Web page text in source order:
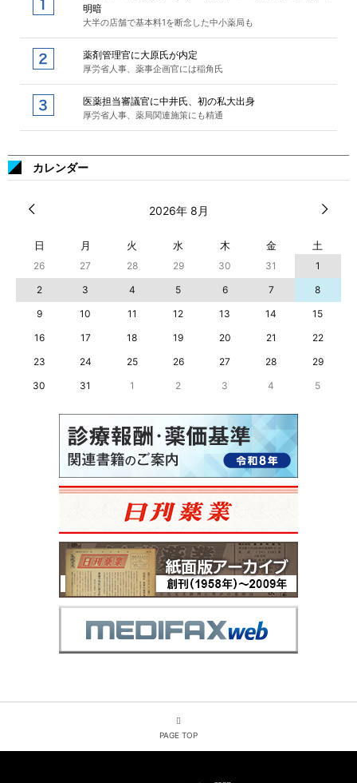
明暗
大半の店舗で基本料1を断念した中小薬局も
薬剤管理官に大原氏が内定
厚労省人事、薬事企画官には稲角氏
医薬担当審議官に中井氏、初の私大出身
厚労省人事、薬局関連施策にも精通
カレンダー
2026年 8月
日 月 火 水 木 金 土
26 27 28 29 30 31
1
2
3 4 5 6 7
8
9
10 11 12 13 14
15
16
17 18 19 20 21
22
23
24 25 26 27 28
29
30
31 1 2 3 4 5
PAGE TOP